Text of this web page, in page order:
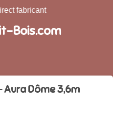
Bois.com
fabricant
Dôme 3,6m